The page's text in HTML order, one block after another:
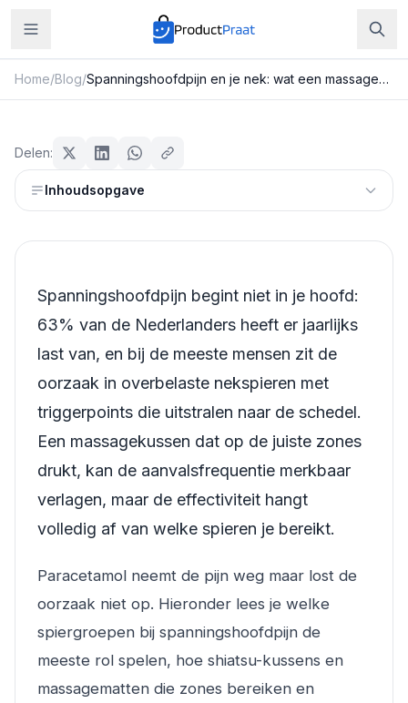
Home/Blog/ Spanningshoofdpijn en je nek: wat een massagekussen wél en niet voor je doet
Spanningshoofdpijn en je nek: wat
een massagekussen wél en niet
voor je doet
Redactie ProductPraat
Delen:
Inhoudsopgave
Spanningshoofdpijn begint niet in je hoofd:
63% van de Nederlanders heeft er jaarlijks
last van, en bij de meeste mensen zit de
oorzaak in overbelaste nekspieren met
triggerpoints die uitstralen naar de schedel.
Een massagekussen dat op de juiste zones
drukt, kan de aanvalsfrequentie merkbaar
verlagen, maar de effectiviteit hangt
volledig af van welke spieren je bereikt.
Paracetamol neemt de pijn weg maar lost de
oorzaak niet op. Hieronder lees je welke
spiergroepen bij spanningshoofdpijn de
meeste rol spelen, hoe shiatsu-kussens en
massagematten die zones bereiken en